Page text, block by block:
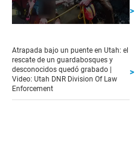
of
5
minutes,
46
seconds
Atrapada bajo un puente en Utah: el
rescate de un guardabosques y
desconocidos quedó grabado |
Video: Utah DNR Division Of Law
Enforcement